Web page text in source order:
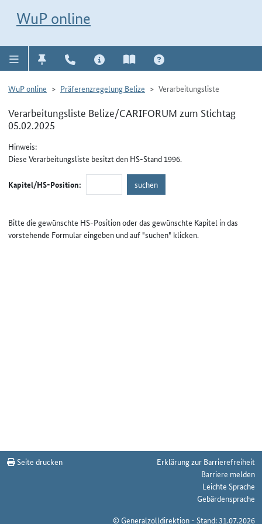
WuP online
WuP online Präferenzregelung Belize Verarbeitungsliste
Verarbeitungsliste Belize/CARIFORUM zum Stichtag
05.02.2025
Hinweis:
Diese Verarbeitungsliste besitzt den HS-Stand 1996.
Kapitel/HS-Position:
Bitte die gewünschte HS-Position oder das gewünschte Kapitel in das
vorstehende Formular eingeben und auf "suchen" klicken.
Seite drucken
Erklärung zur Barrierefreiheit
Barriere melden
Leichte Sprache
Gebärdensprache
© Generalzolldirektion - Stand: 31.07.2026